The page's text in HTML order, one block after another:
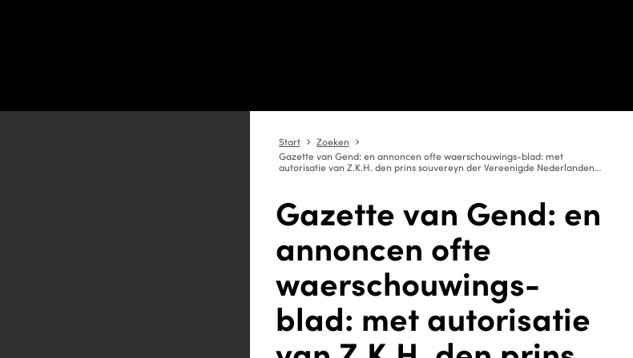
Start angle-right Zoeken angle-right
Gazette van Gend: en annoncen ofte waerschouwings-blad: met
autorisatie van Z.K.H. den prins souvereyn der Vereenigde Nederlanden
Gazette van Gend: en
annoncen ofte
waerschouwings-
blad: met autorisatie